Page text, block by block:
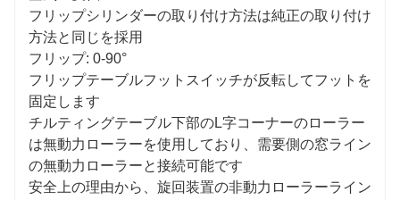
フリップシリンダーの取り付け方法は純正の取り付け
方法と同じを採用
フリップ: 0-90°
フリップテーブルフットスイッチが反転してフットを
固定します
チルティングテーブル下部のL字コーナーのローラー
は無動力ローラーを使用しており、需要側の窓ライン
の無動力ローラーと接続可能です
安全上の理由から、旋回装置の非動力ローラーライン